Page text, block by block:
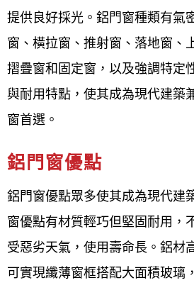
鋁門窗工程宅急便公
Us
鋁門窗工程宅急便(新竹竹東鐵門
窗) )工廠直營，主要服務新竹竹
工程40年，來除了長期配合設計
裝、設計、規劃鋁門窗實務經驗
深入一般社區家庭，在新竹竹東
提供良好採光。鋁門窗種類有氣
窗、橫拉窗、推射窗、落地窗、
摺疊窗和固定窗，以及強調特定
與耐用特點，使其成為現代建築
窗首選。
鋁門窗優點
鋁門窗優點眾多使其成為現代建
窗優點有材質輕巧但堅固耐用，
受惡劣天氣，使用壽命長。鋁材
可實現纖薄窗框搭配大面積玻璃